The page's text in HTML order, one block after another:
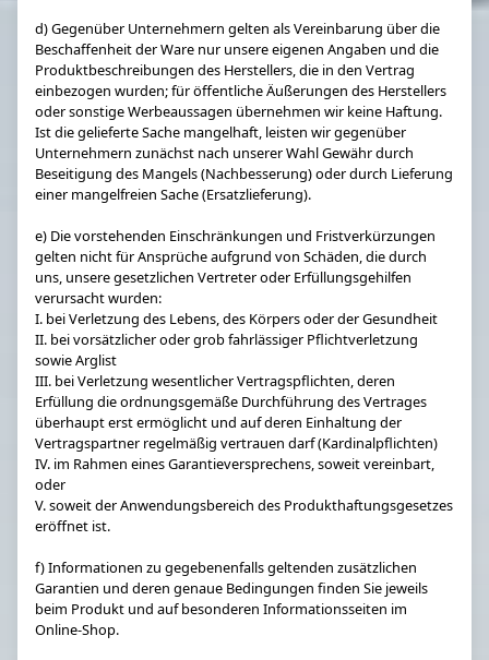
d) Gegenüber Unternehmern gelten als Vereinbarung über die
Beschaffenheit der Ware nur unsere eigenen Angaben und die
Produktbeschreibungen des Herstellers, die in den Vertrag
einbezogen wurden; für öffentliche Äußerungen des Herstellers
oder sonstige Werbeaussagen übernehmen wir keine Haftung.
Ist die gelieferte Sache mangelhaft, leisten wir gegenüber
Unternehmern zunächst nach unserer Wahl Gewähr durch
Beseitigung des Mangels (Nachbesserung) oder durch Lieferung
einer mangelfreien Sache (Ersatzlieferung).
e) Die vorstehenden Einschränkungen und Fristverkürzungen
gelten nicht für Ansprüche aufgrund von Schäden, die durch
uns, unsere gesetzlichen Vertreter oder Erfüllungsgehilfen
verursacht wurden:
I. bei Verletzung des Lebens, des Körpers oder der Gesundheit
II. bei vorsätzlicher oder grob fahrlässiger Pflichtverletzung
sowie Arglist
III. bei Verletzung wesentlicher Vertragspflichten, deren
Erfüllung die ordnungsgemäße Durchführung des Vertrages
überhaupt erst ermöglicht und auf deren Einhaltung der
Vertragspartner regelmäßig vertrauen darf (Kardinalpflichten)
IV. im Rahmen eines Garantieversprechens, soweit vereinbart,
oder
V. soweit der Anwendungsbereich des Produkthaftungsgesetzes
eröffnet ist.
f) Informationen zu gegebenenfalls geltenden zusätzlichen
Garantien und deren genaue Bedingungen finden Sie jeweils
beim Produkt und auf besonderen Informationsseiten im
Online-Shop.